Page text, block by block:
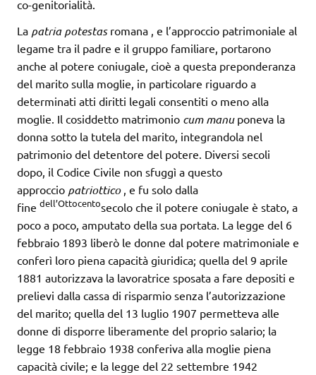
co-genitorialità.
La patria potestasromana , e l’approccio patrimoniale al
legame tra il padre e il gruppo familiare, portarono
anche al potere coniugale, cioè a questa preponderanza
del marito sulla moglie, in particolare riguardo a
determinati atti diritti legali consentiti o meno alla
moglie. Il cosiddetto matrimonio cum manuponeva la
donna sotto la tutela del marito, integrandola nel
patrimonio del detentore del potere. Diversi secoli
dopo, il Codice Civile non sfuggì a questo
approccio patriottico, e fu solo dalla
fine dell’Ottocentosecolo che il potere coniugale è stato, a
poco a poco, amputato della sua portata. La legge del 6
febbraio 1893 liberò le donne dal potere matrimoniale e
conferì loro piena capacità giuridica; quella del 9 aprile
1881 autorizzava la lavoratrice sposata a fare depositi e
prelievi dalla cassa di risparmio senza l’autorizzazione
del marito; quella del 13 luglio 1907 permetteva alle
donne di disporre liberamente del proprio salario; la
legge 18 febbraio 1938 conferiva alla moglie piena
capacità civile; e la legge del 22 settembre 1942